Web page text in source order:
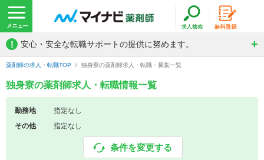
! 安心・安全な転職サポートの提供に努めます。
薬剤師の求人・転職TOP 独身寮の薬剤師求人・転職・募集一覧
独身寮の薬剤師求人・転職情報一覧
勤務地
指定なし
その他
指定なし
条件を変更する